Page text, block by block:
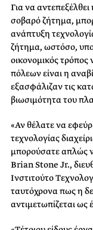
Για να
σοβαρό ζήτημα,
ανάπτυξη
ζήτημα, ωστόσο,
οικονομικός τρόπος
πόλεων είναι η
εξασφάλιζαν τις
βιωσιμότητα του
«Αν θέλατε να
τεχνολογίας
μπορούσατε απλώς
Brian Stone Jr.,
Ινστιτούτο
ταυτόχρονα πως η
αντιμετωπίζεται